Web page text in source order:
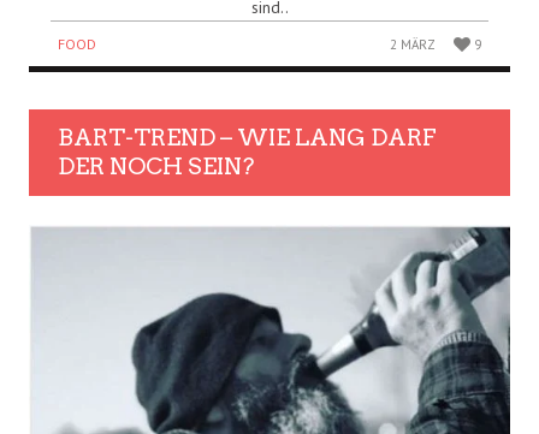
sind..
FOOD 2 MÄRZ 9
BART-TREND – WIE LANG DARF
DER NOCH SEIN?